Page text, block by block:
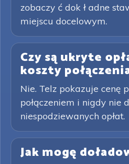
zobaczy ć dok ł adne
miejscu docelowym.
Czy są ukryte
koszty
Nie. Telz pokazuje cenę
połączeniem i nigdy nie
niespodziewanych opłat.
Jak mogę